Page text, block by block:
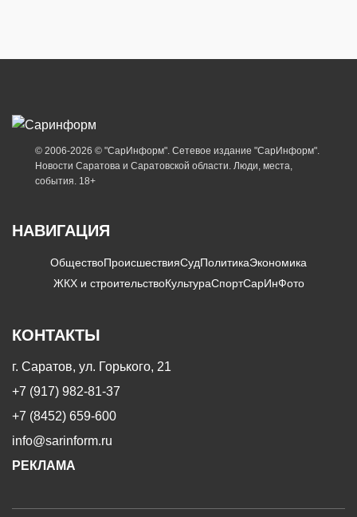
© 2006-2026 © "СарИнформ". Сетевое издание "СарИнформ".
Новости Саратова и Саратовской области. Люди, места,
события. 18+
НАВИГАЦИЯ
ОбществоПроисшествияСудПолитикаЭкономика
ЖКХ и строительствоКультураСпортСарИнФото
КОНТАКТЫ
г. Саратов, ул. Горького, 21
+7 (917) 982-81-37
+7 (8452) 659-600
info@sarinform.ru
РЕКЛАМА